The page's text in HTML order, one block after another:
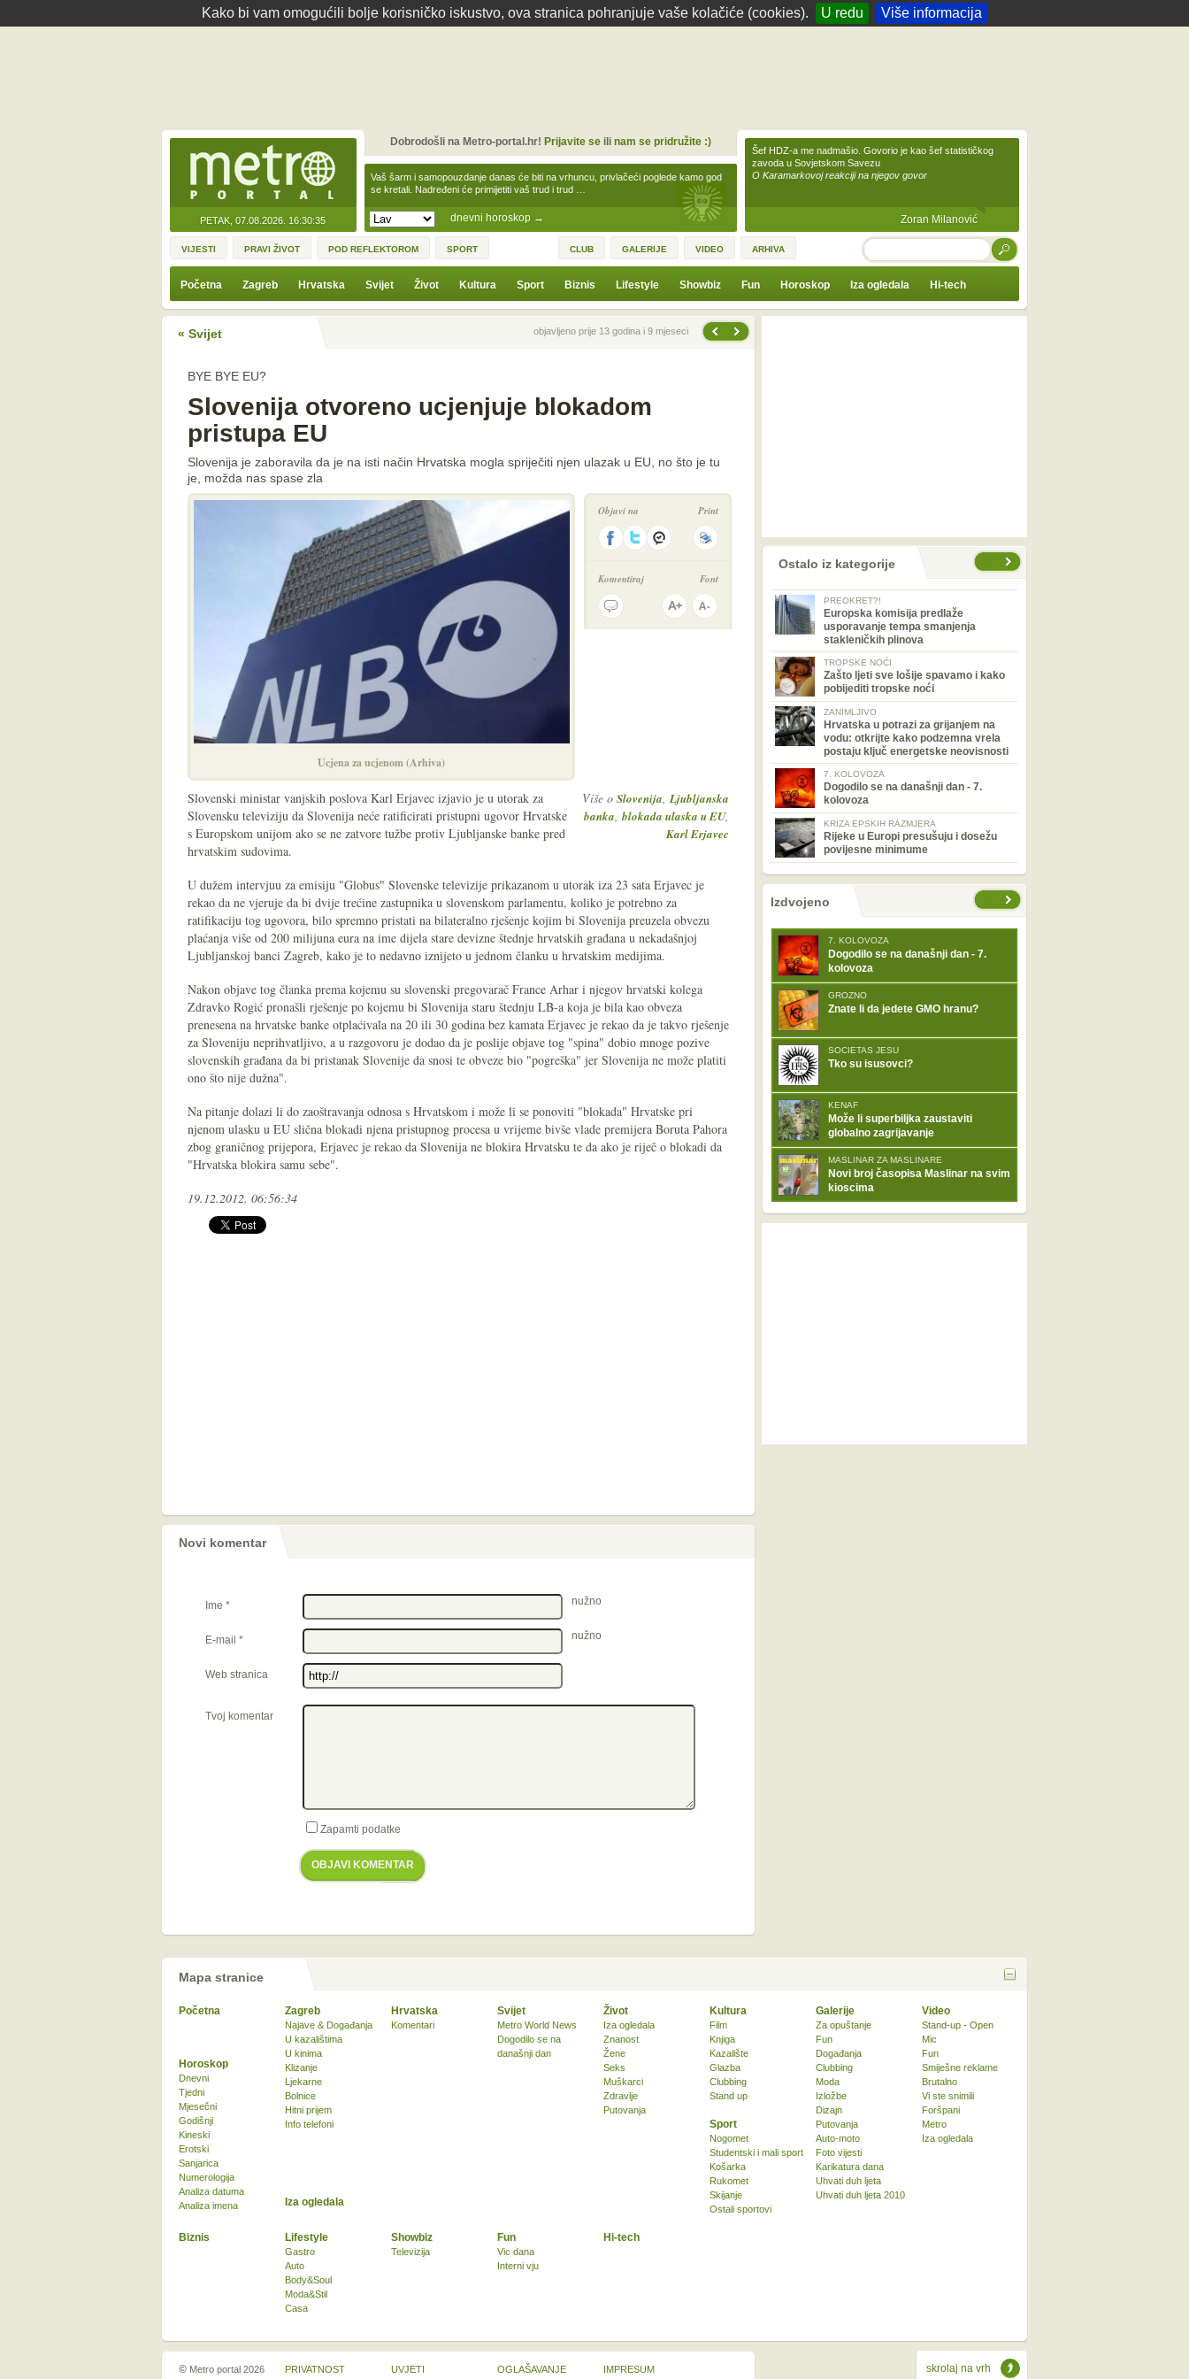
Kako bi vam omogućili bolje korisničko iskustvo, ova stranica pohranjuje vaše kolačiće (cookies). U redu Više informacija
PETAK, 07.08.2026. 16:30:35 dnevni horoskop →
Vaš šarm i samopouzdanje danas će biti na vrhuncu, privlačeći poglede kamo god
se kretali. Nadređeni će primijetiti vaš trud i trud …
Dobrodošli na Metro-portal.hr! Prijavite seili nam se pridružite :)
Šef HDZ-a me nadmašio. Govorio je kao šef statističkog
zavoda u Sovjetskom Savezu
O Karamarkovoj reakciji na njegov govor
Zoran Milanović
VIJESTI PRAVI ŽIVOT POD REFLEKTOROM SPORT CLUB GALERIJE VIDEO ARHIVA TRAŽI
Početna Zagreb Hrvatska Svijet Život Kultura Sport Biznis Lifestyle Showbiz Fun Horoskop Iza ogledala Hi-tech
« Svijet Prethodna vijestobjavljeno prije 13 godina i 9 mjeseci
BYE BYE EU?
Slovenija otvoreno ucjenjuje blokadom
pristupa EU
Slovenija je zaboravila da je na isti način Hrvatska mogla spriječiti njen ulazak u EU, no što je tu
je, možda nas spase zla
Ucjena za ucjenom (Arhiva)
Objavi na Print
Komentiraj Font
Više o Slovenija,Ljubljanska
banka, blokada ulaska u EU,
Karl Erjavec
Slovenski ministar vanjskih poslova Karl Erjavec izjavio je u utorak za
Slovensku televiziju da Slovenija neće ratificirati pristupni ugovor Hrvatske
s Europskom unijom ako se ne zatvore tužbe protiv Ljubljanske banke pred
hrvatskim sudovima.
U dužem intervjuu za emisiju "Globus" Slovenske televizije prikazanom u utorak iza 23 sata Erjavec je
rekao da ne vjeruje da bi dvije trećine zastupnika u slovenskom parlamentu, koliko je potrebno za
ratifikaciju tog ugovora, bilo spremno pristati na bilateralno rješenje kojim bi Slovenija preuzela obvezu
plaćanja više od 200 milijuna eura na ime dijela stare devizne štednje hrvatskih građana u nekadašnjoj
Ljubljanskoj banci Zagreb, kako je to nedavno iznijeto u jednom članku u hrvatskim medijima.
Nakon objave tog članka prema kojemu su slovenski pregovarač France Arhar i njegov hrvatski kolega
Zdravko Rogić pronašli rješenje po kojemu bi Slovenija staru štednju LB-a koja je bila kao obveza
prenesena na hrvatske banke otplaćivala na 20 ili 30 godina bez kamata Erjavec je rekao da je takvo rješenje
za Sloveniju neprihvatljivo, a u razgovoru je dodao da je poslije objave tog "spina" dobio mnoge pozive
slovenskih građana da bi pristanak Slovenije da snosi te obveze bio "pogreška" jer Slovenija ne može platiti
ono što nije dužna".
Na pitanje dolazi li do zaoštravanja odnosa s Hrvatskom i može li se ponoviti "blokada" Hrvatske pri
njenom ulasku u EU slična blokadi njena pristupnog procesa u vrijeme bivše vlade premijera Boruta Pahora
zbog graničnog prijepora, Erjavec je rekao da Slovenija ne blokira Hrvatsku te da ako je riječ o blokadi da
"Hrvatska blokira samu sebe".
19.12.2012. 06:56:34
Novi komentar
Ime * nužno
E-mail * nužno
Web stranica
Tvoj komentar
Zapamti podatke
OBJAVI KOMENTAR
Ostalo iz kategorije
PREOKRET?!
Europska komisija predlaže
usporavanje tempa smanjenja
stakleničkih plinova
TROPSKE NOĆI
Zašto ljeti sve lošije spavamo i kako
pobijediti tropske noći
ZANIMLJIVO
Hrvatska u potrazi za grijanjem na
vodu: otkrijte kako podzemna vrela
postaju ključ energetske neovisnosti
7. KOLOVOZA
Dogodilo se na današnji dan - 7.
kolovoza
KRIZA EPSKIH RAZMJERA
Rijeke u Europi presušuju i dosežu
povijesne minimume
nema prethodne stranice
sljedećeIzdvojeno
7. KOLOVOZA
Dogodilo se na današnji dan - 7.
kolovoza
GROZNO
Znate li da jedete GMO hranu?
SOCIETAS JESU
Tko su isusovci?
KENAF
Može li superbiljka zaustaviti
globalno zagrijavanje
MASLINAR ZA MASLINARE
Novi broj časopisa Maslinar na svim
kioscima
Mapa stranice
Početna Zagreb
Najave & Događanja
U kazalištima
U kinima
Klizanje
Ljekarne
Bolnice
Hitni prijem
Info telefoni
Hrvatska
Komentari
Svijet
Metro World News
Dogodilo se na
današnji dan
Život
Iza ogledala
Znanost
Žene
Seks
Muškarci
Zdravlje
Putovanja
Kultura
Film
Knjiga
Kazalište
Glazba
Clubbing
Stand up
Sport
Nogomet
Studentski i mali sport
Košarka
Rukomet
Skijanje
Ostali sportovi
Biznis Lifestyle
Gastro
Auto
Body&Soul
Moda&Stil
Casa
Showbiz
Televizija
Fun
Vic dana
Interni vju
Horoskop
Dnevni
Tjedni
Mjesečni
Godišnji
Kineski
Erotski
Sanjarica
Numerologija
Analiza datuma
Analiza imena
Iza ogledala
Hi-tech
Galerije
Za opuštanje
Fun
Događanja
Clubbing
Moda
Izložbe
Dizajn
Putovanja
Auto-moto
Foto vijesti
Karikatura dana
Uhvati duh ljeta
Uhvati duh ljeta 2010
Video
Stand-up - Open
Mic
Fun
Smiješne reklame
Brutalno
Vi ste snimili
Foršpani
Metro
Iza ogledala
skrolaj na vrh
© Metro portal 2026 PRIVATNOST UVJETI OGLAŠAVANJE IMPRESUM